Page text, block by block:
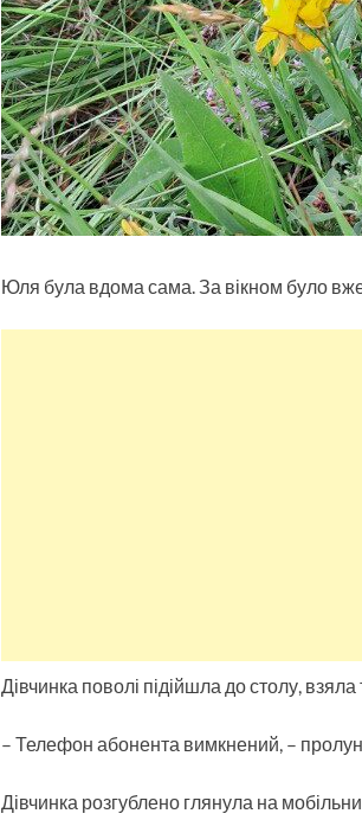
Юля була вдома сама. За вікном було вже
Дівчинка поволі підійшла до столу,
– Телефон абонента вимкнений, –
Дівчинка розгублено глянула на